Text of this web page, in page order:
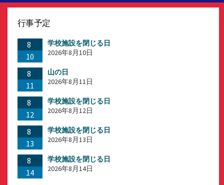
行事予定
8
10
学校施設を閉じる日
2026年8月10日
8
11
山の日
2026年8月11日
8
12
学校施設を閉じる日
2026年8月12日
8
13
学校施設を閉じる日
2026年8月13日
8
14
学校施設を閉じる日
2026年8月14日